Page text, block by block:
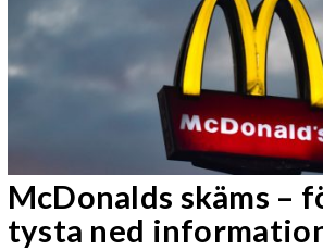
McDonalds skäms –
tysta ned